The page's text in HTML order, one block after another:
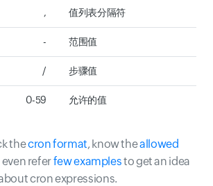
, 值列表分隔符
- 范围值
/ 步骤值
0-59 允许的值
thecron format, know theallowed
referfew examplesto get an idea
cron expressions.